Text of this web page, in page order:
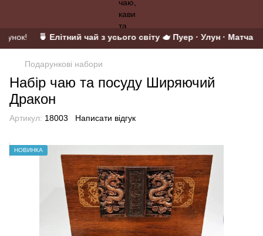
🍵 Елітний чай з усього світу 🫖 Пуер · Улун · Матча ·
Подарункові набори
Набір чаю та посуду Ширяючий
Дракон
Артикул: 18003 Написати відгук
НОВИНКА